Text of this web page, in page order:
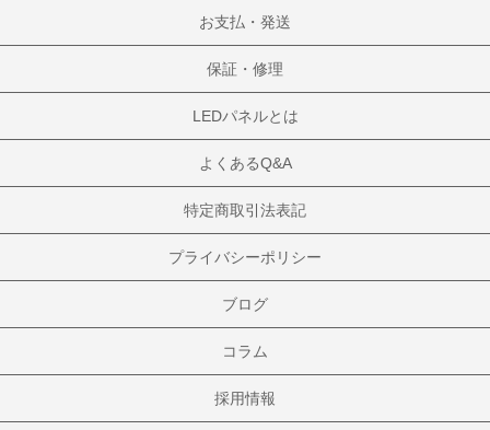
お支払・発送
保証・修理
LEDパネルとは
よくあるQ&A
特定商取引法表記
プライバシーポリシー
ブログ
コラム
採用情報